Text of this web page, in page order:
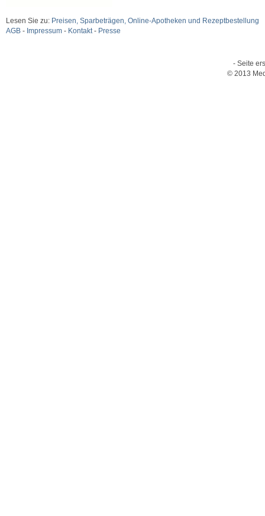
Lesen Sie zu: Preisen, Sparbeträgen, Online-Apotheken und Rezeptbestellung
AGB - Impressum - Kontakt- Presse
- Seite
© 2013